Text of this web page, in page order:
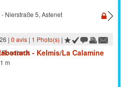
Nierstraße 5, Astenet
| 0 avis| 1 Photo(s) |
Roadbook- Kelmis/La Calamine
m